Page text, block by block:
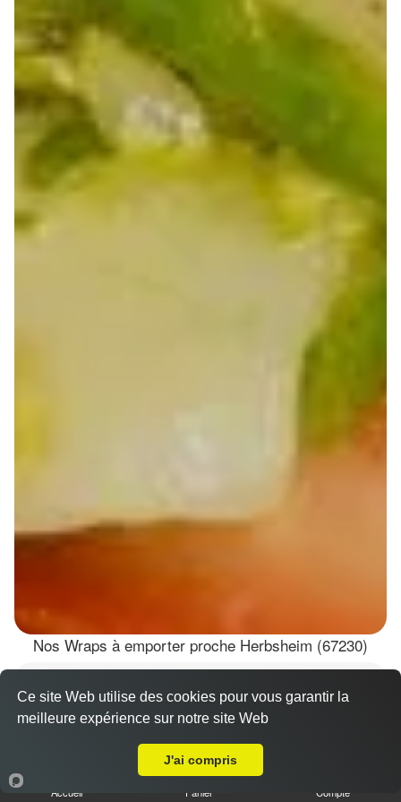
Nos Wraps à emporter proche Herbsheim (67230)
8.50 €
Accueil Panier Compte
Ce site Web utilise des cookies pour vous garantir la
meilleure expérience sur notre site Web
J'ai compris